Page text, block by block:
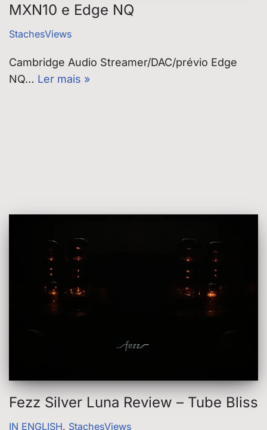
MXN10 e Edge NQ
StachesViews
Cambridge Audio Streamer/DAC/prévio Edge
NQ… Ler mais »
Fezz Silver Luna Review – Tube Bliss
IN ENGLISH, StachesViews